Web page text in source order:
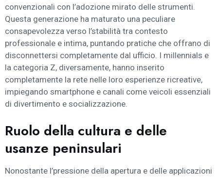
convenzionali con l’adozione mirato delle strumenti.
Questa generazione ha maturato una peculiare
consapevolezza verso l’stabilità tra contesto
professionale e intima, puntando pratiche che offrano di
disconnettersi completamente dal ufficio. I millennials e
la categoria Z, diversamente, hanno inserito
completamente la rete nelle loro esperienze ricreative,
impiegando smartphone e canali come veicoli essenziali
di divertimento e socializzazione.
Ruolo della cultura e delle
usanze peninsulari
Nonostante l’pressione della apertura e delle applicazioni